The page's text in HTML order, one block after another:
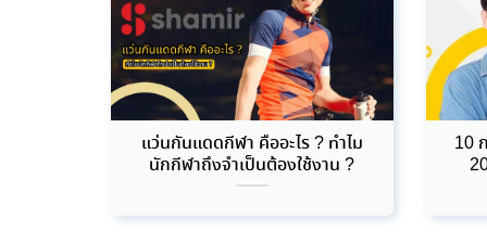
แว่นกันแดดกีฬา คืออะไร ? ทำไม
นักกีฬาถึงจำเป็นต้องใช้งาน ?
10